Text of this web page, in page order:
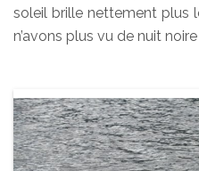
soleil brille nettement plus
n’avons plus vu de nuit